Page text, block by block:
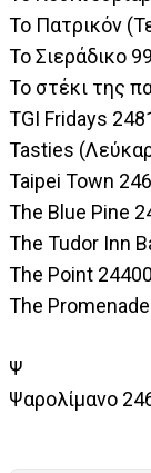
Το Πατρικόν
Το Σιεράδικο
Το στέκι της
TGI Fridays
Tasties
Taipei Town
The Blue Pine
The Tudor Inn
The Point
The
Ψ
Ψαρολίμανο